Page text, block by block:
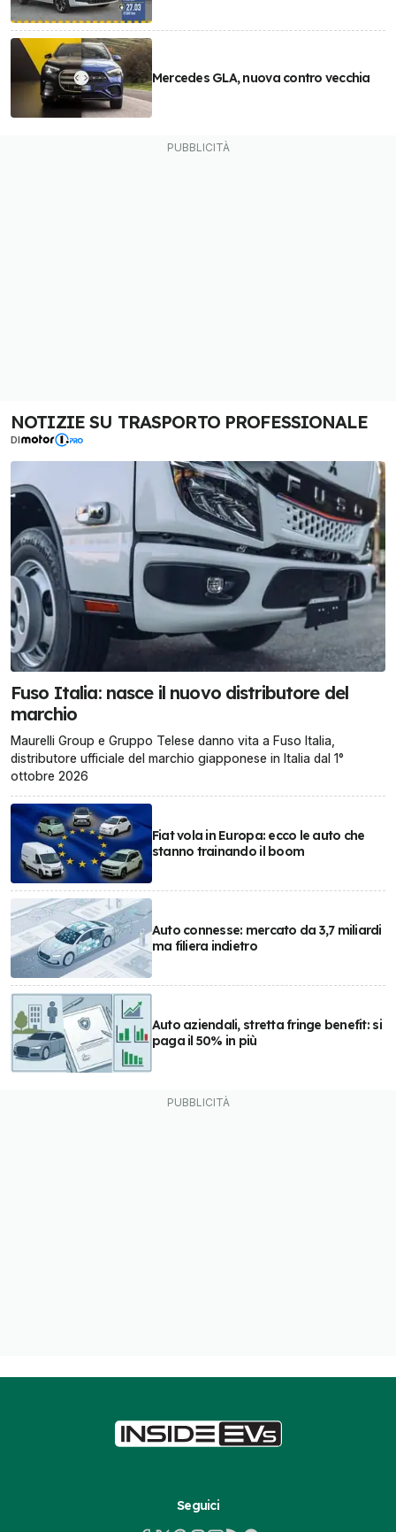
Mercedes GLA, nuova contro vecchia
NOTIZIE SU TRASPORTO PROFESSIONALE
DI
Fuso Italia: nasce il nuovo distributore del
marchio
Maurelli Group e Gruppo Telese danno vita a Fuso Italia,
distributore ufficiale del marchio giapponese in Italia dal 1°
ottobre 2026
Fiat vola in Europa: ecco le auto che
stanno trainando il boom
Auto connesse: mercato da 3,7 miliardi
ma filiera indietro
Auto aziendali, stretta fringe benefit: si
paga il 50% in più
Seguici